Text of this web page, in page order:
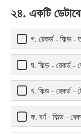
২৪. একটি
গ. রেকর্ড - ফিল্ড -
ঘ. ফিল্ড - রেকর্ড -
খ. ফিল্ড - রেকর্ড -
ক. বর্ণ - ফিল্ড -